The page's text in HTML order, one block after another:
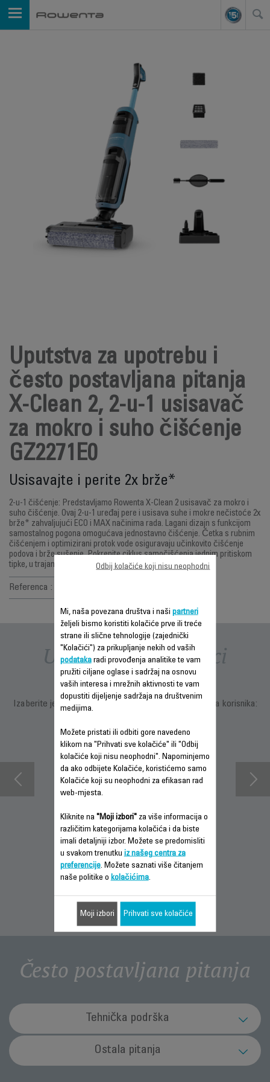
Uputstva za upotrebu i
često postavljana pitanja
X-Clean 2, 2-u-1 usisavač
za mokro i suho čišćenje
GZ2271E0
Usisavajte i perite 2x brže*
2-u-1 čišćenje: Predstavljamo Rowenta X-Clean 2 usisavač za mokro i
suho čišćenje. Ovaj 2-u-1 uređaj pere i usisava suhe i mokre nečistoće 2x
brže* zahvaljujući ECO i MAX načinima rada. Lagani dizajn s funkcijom
samostalnog pogona omogućava jednostavno čišćenje. Četka s rubnim
čišćenjem i optimizirani protok vode osiguravaju učinkovito čišćenje
podova i brže sušenje. Pokrenite ciklus samočišćenja jednim pritiskom
tipke, u trajanju od samo 90 sekundi, za uvijek čistu četku.
Referenca :
Uputstva i priručnici
Izaberite jezik za prikazivanje uputstava i priručnika za korisnika:
INFORMACIJE O
PREUZMITE
PRIRUČNIK ZA
BRZI POČETAK
Često postavljana pitanja
Tehnička podrška
Šta da radim u slučaju kvara aparata?
Ostala pitanja
Mi, naša povezana društva i naši partneri
željeli bismo koristiti kolačiće prve ili treće
strane ili slične tehnologije (zajednički
"Kolačići") za prikupljanje nekih od vaših
podatakaradi provođenja analitike te vam
pružiti ciljane oglase i sadržaj na osnovu
vaših interesa i mrežnih aktivnosti te vam
dopustiti dijeljenje sadržaja na društvenim
medijima.
Možete pristati ili odbiti gore navedeno
klikom na "Prihvati sve kolačiće" ili "Odbij
kolačiće koji nisu neophodni". Napominjemo
da ako odbijete Kolačiće, koristićemo samo
Kolačiće koji su neophodni za efikasan rad
web-mjesta.
Kliknite na "Moji izbori"za više informacija o
različitim kategorijama kolačića i da biste
imali detaljniji izbor. Možete se predomisliti
u svakom trenutku iz našeg centra za
preferencije. Možete saznati više čitanjem
naše politike o kolačićima.
Odbij kolačiće koji nisu neophodni
Moji izbori Prihvati sve kolačiće